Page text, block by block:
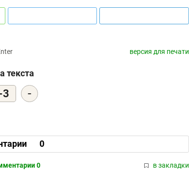
версия для печати
текста
3 -
0
0 в закладки